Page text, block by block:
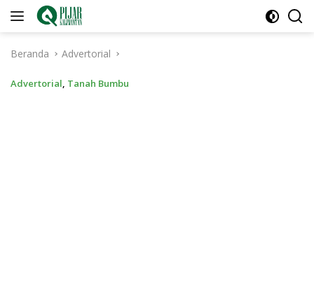
Langsung
Beranda
Advertorial
Advertorial, Tanah Bumbu